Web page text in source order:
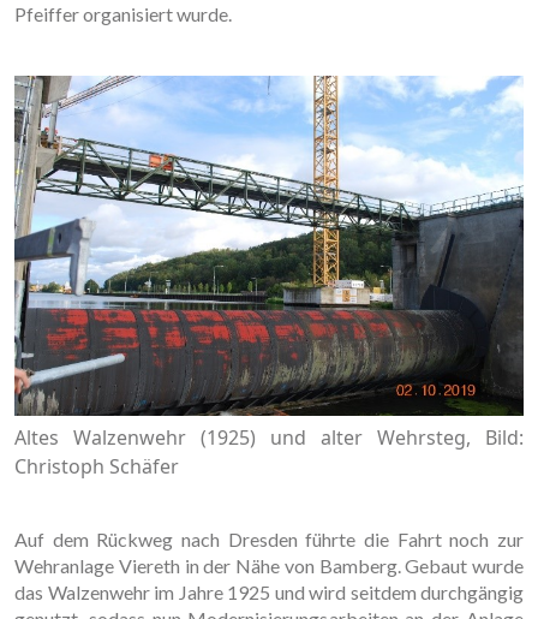
Pfeiffer organisiert wurde.
Altes Walzenwehr (1925) und alter Wehrsteg, Bild:
Christoph Schäfer
Auf dem Rückweg nach Dresden führte die Fahrt noch zur
Wehranlage Viereth in der Nähe von Bamberg. Gebaut wurde
das Walzenwehr im Jahre 1925 und wird seitdem durchgängig